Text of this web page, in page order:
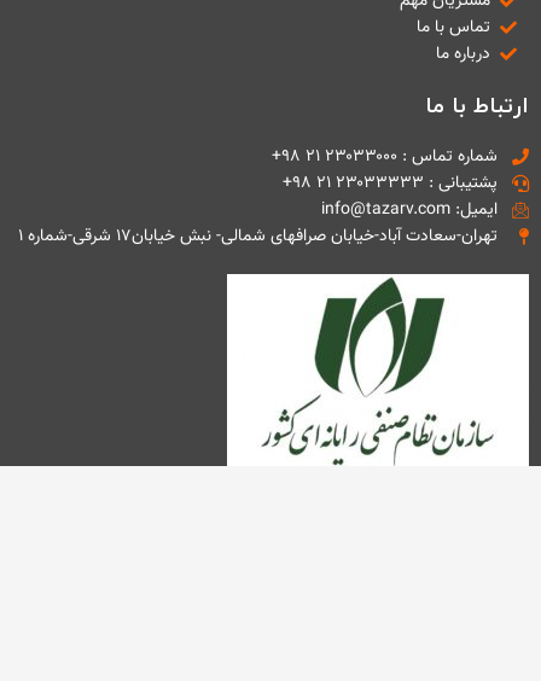
تماس با ما
درباره ما
ارتباط با ما
شماره تماس : ۲۳۰۳۳۰۰۰ ۲۱ ۹۸+
پشتیبانی : ۲۳۰۳۳۳۳۳ ۲۱ ۹۸+
ایمیل: info@tazarv.com
تهران-سعادت آباد-خیابان صرافهای شمالی- نبش خیابان۱۷ شرقی-شماره ۱